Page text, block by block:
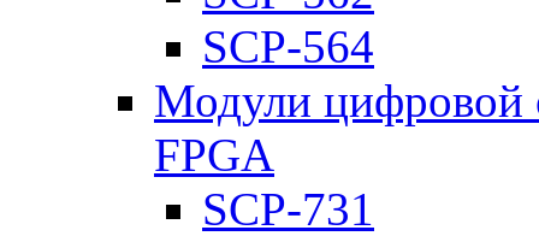
SCP-564
Модули цифровой
FPGA
SCP-731